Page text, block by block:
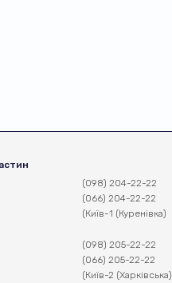
(098) 204-22-22
(066) 204-22-22
(Київ-1 (Куренівка)
(098) 205-22-22
(066) 205-22-22
(Київ-2 (Харківська)